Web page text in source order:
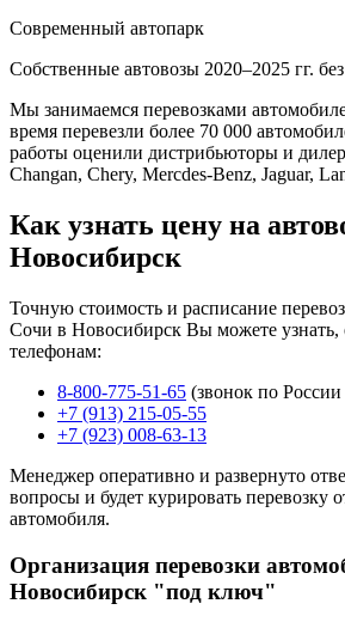
Современный автопарк
Собственные автовозы 2020–2025 гг.
Мы занимаемся перевозками
время перевезли более 70 000
работы оценили дистрибьюторы и
Changan, Chery, Mercdes-Benz, Jaguar,
Как узнать цену на
Новосибирск
Точную стоимость и расписание
Сочи в Новосибирск Вы можете узнать,
телефонам:
8-800-775-51-65 (звонок по
+7 (913) 215-05-55
+7 (923) 008-63-13
Менеджер оперативно и развернуто
вопросы и будет курировать перевозку
автомобиля.
Организация перевозки
Новосибирск "под ключ"